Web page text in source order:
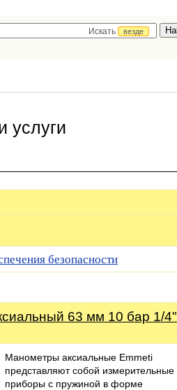
Искать
везде
услуги
безопасности
63 мм 10 бар 1/4"
Манометры аксиальные Emmeti
представляют собой измерительные
приборы с пружиной в форме